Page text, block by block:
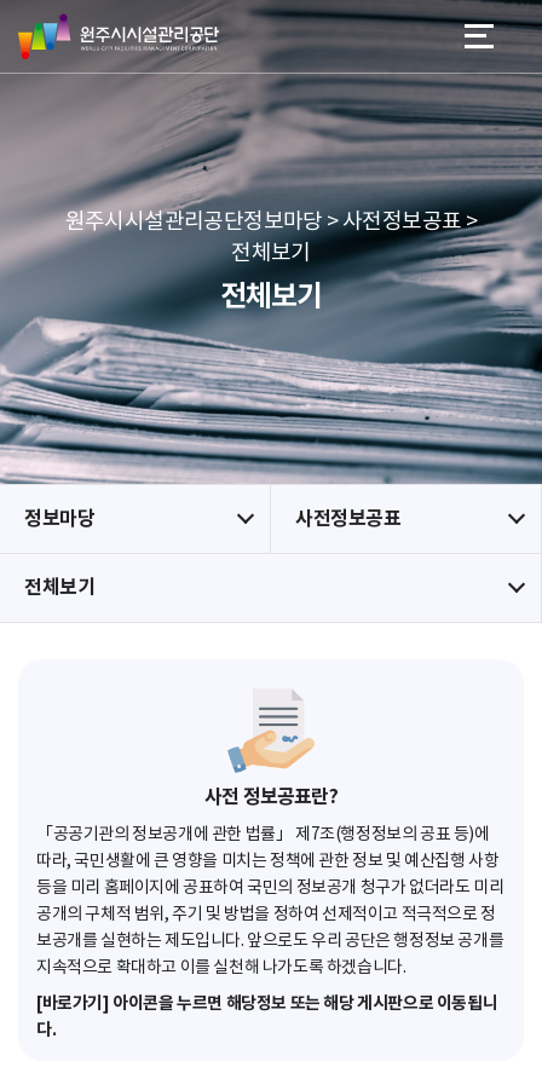
네
본문 바로가기
메뉴 바로가기
원
주
시
리
공
단
원주시시설관리공단정보마당 > 사전정보공표 >
전체보기
전체보기
정보마당 사전정보공표
전체보기
사전 정보공표란?
「공공기관의 정보공개에 관한 법률」 제7조(행정정보의 공표 등)에
따라, 국민생활에 큰 영향을 미치는 정책에 관한 정보 및 예산집행 사항
등을 미리 홈페이지에 공표하여 국민의 정보공개 청구가 없더라도 미리
공개의 구체적 범위, 주기 및 방법을 정하여 선제적이고 적극적으로 정
보공개를 실현하는 제도입니다. 앞으로도 우리 공단은 행정정보 공개를
지속적으로 확대하고 이를 실천해 나가도록 하겠습니다.
[바로가기] 아이콘을 누르면 해당정보 또는 해당 게시판으로 이동됩니
다.